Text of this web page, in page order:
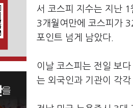
서 코스피 지수는 지난
3개월여만에 코스피가
포인트 넘게 남았다.
이날 코스피는 전일 보
는 외국인과 기관이 각